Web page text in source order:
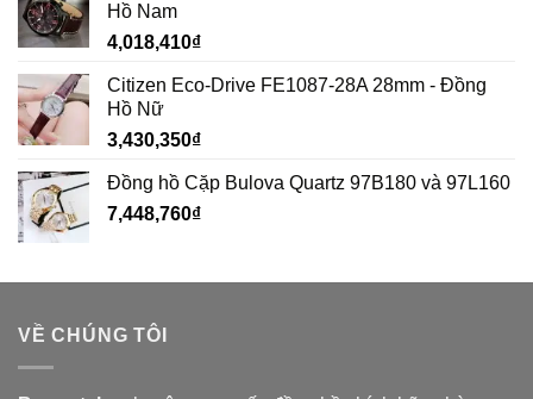
Hồ Nam
4,018,410₫
Citizen Eco-Drive FE1087-28A 28mm - Đồng
Hồ Nữ
3,430,350₫
Đồng hồ Cặp Bulova Quartz 97B180 và 97L160
7,448,760₫
VỀ CHÚNG TÔI